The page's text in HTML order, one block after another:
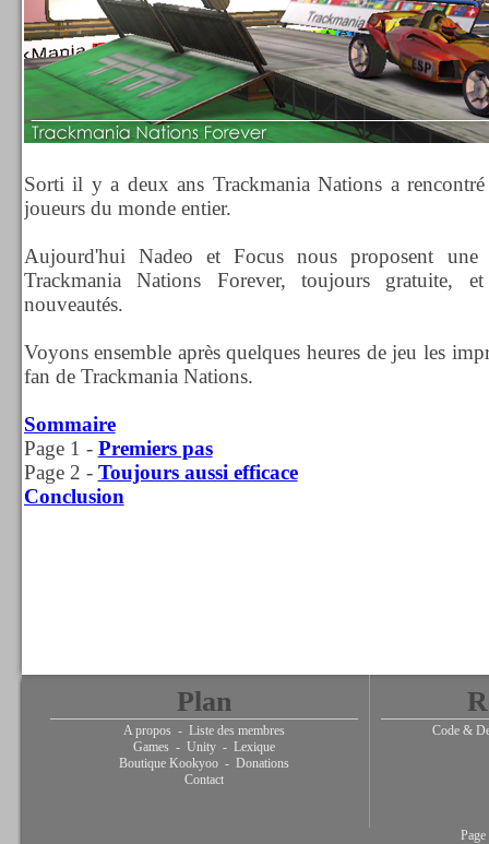
Sorti il y a deux ans Trackmania Nations a rencontré
joueurs du monde entier.
Aujourd'hui Nadeo et Focus nous proposent une
Trackmania Nations Forever, toujours
nouveautés.
Voyons ensemble après quelques heures de jeu les
fan de Trackmania Nations.
Sommaire
Page 1 - Premiers pas
Page 2 - Toujours aussi efficace
Conclusion
Plan
A propos - Liste des membres
Games - Unity - Lexique
Boutique Kookyoo - Donations
Contact
Code &